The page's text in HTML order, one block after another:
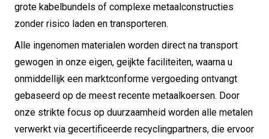
grote kabelbundels of complexe metaalconstructies
zonder risico laden en transporteren.
Alle ingenomen materialen worden direct na transport
gewogen in onze eigen, geijkte faciliteiten, waarna u
onmiddellijk een marktconforme vergoeding ontvangt
gebaseerd op de meest recente metaalkoersen. Door
onze strikte focus op duurzaamheid worden alle metalen
verwerkt via gecertificeerde recyclingpartners, die ervoor